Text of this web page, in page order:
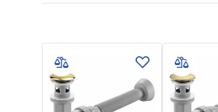
Värv
Laius
Kõrgus